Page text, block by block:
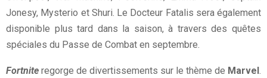
Jonesy, Mysterio et Shuri. Le Docteur Fatalis sera également
disponible plus tard dans la saison, à travers des quêtes
spéciales du Passe de Combat en septembre.
Fortnite regorge de divertissements sur le thème de Marvel.